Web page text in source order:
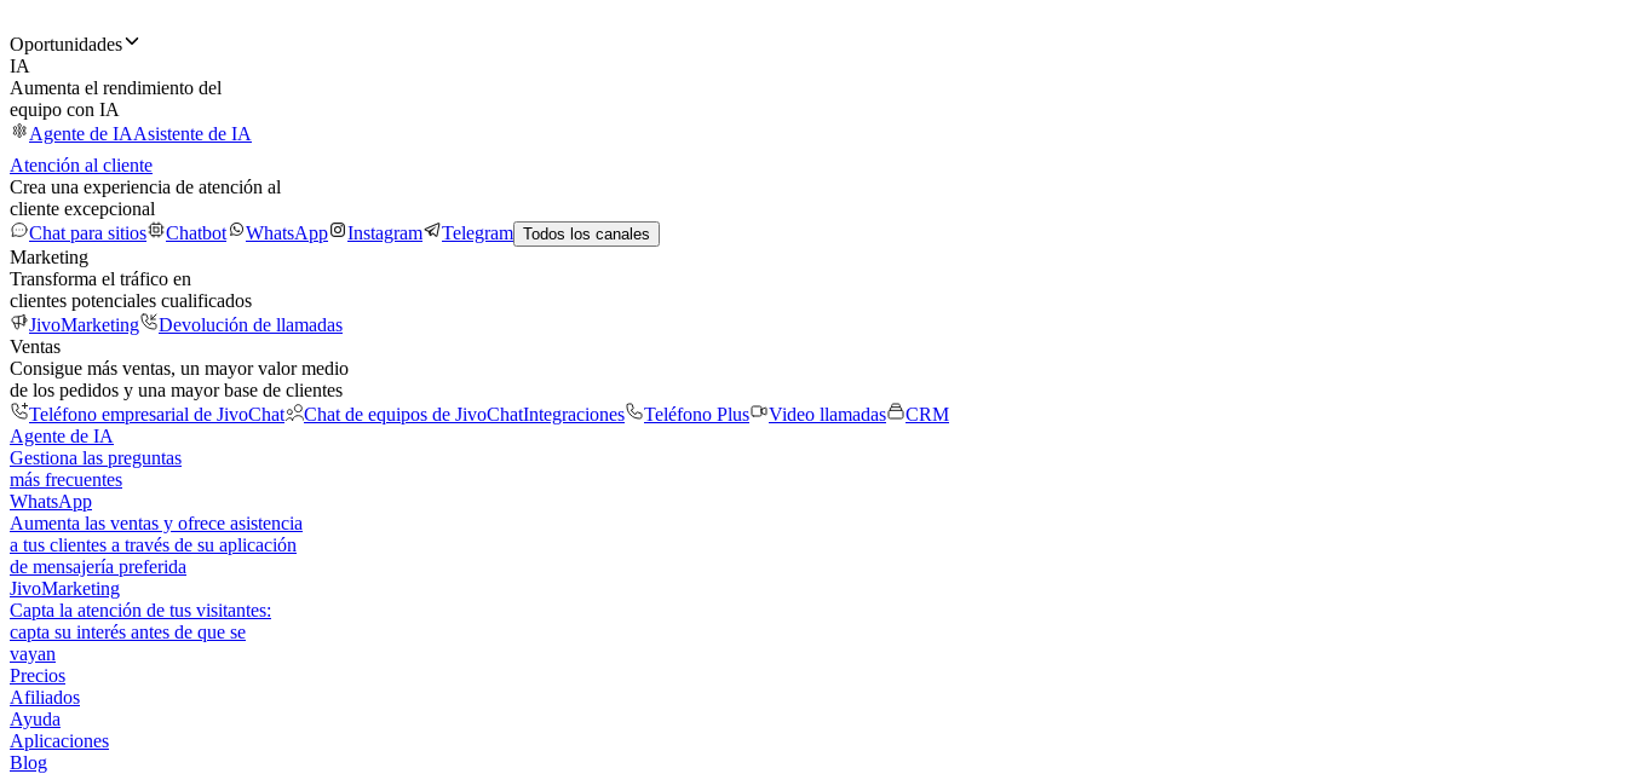
Oportunidades
IA
Aumenta el rendimiento del
equipo con IA
Agente de IAAsistente de IA
Atención al cliente
Crea una experiencia de atención al
cliente excepcional
Chat para sitios
Chatbot WhatsApp Instagram Telegram Todos los canales
Marketing
Transforma el tráfico en
clientes potenciales cualificados
JivoMarketing
Devolución de llamadas
Ventas
Consigue más ventas, un mayor valor medio
de los pedidos y una mayor base de clientes
Teléfono empresarial de JivoChat
Chat de equipos de JivoChatIntegraciones Teléfono Plus Video llamadas
CRM
Agente de IA
Gestiona las preguntas
más frecuentes
WhatsApp
Aumenta las ventas y ofrece asistencia
a tus clientes a través de su aplicación
de mensajería preferida
JivoMarketing
Capta la atención de tus visitantes:
capta su interés antes de que se
vayan
Precios
Afiliados
Ayuda
Aplicaciones
Blog